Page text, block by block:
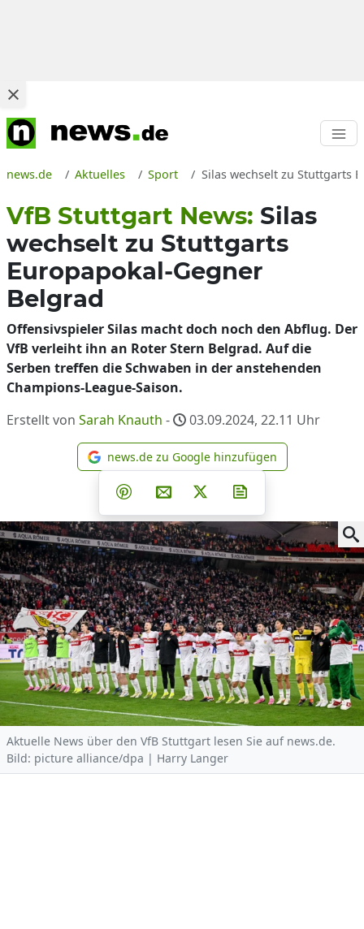
news.de Aktuelles Sport Silas wechselt zu Stuttgarts
VfB Stuttgart News: Silas
wechselt zu Stuttgarts
Europapokal-Gegner
Belgrad
Offensivspieler Silas macht doch noch den Abflug. Der
VfB verleiht ihn an Roter Stern Belgrad. Auf die
Serben treffen die Schwaben in der anstehenden
Champions-League-Saison.
Erstellt von Sarah Knauth - 03.09.2024, 22.11 Uhr
news.de zu Google
news.de zu Google hinzufügen
Teilen auf Facebook
Teilen auf Whatsapp
Teilen auf Telegram
Teilen auf Pinterest
Per E-Mail teilen
Post auf X
Aktuelle News über den VfB Stuttgart lesen Sie auf news.de.
Bild: picture alliance/dpa | Harry Langer